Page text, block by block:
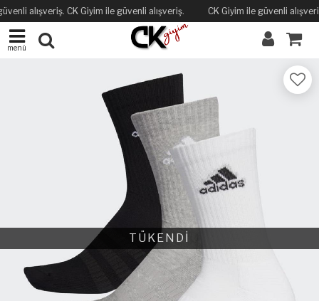
alışveriş. CK Giyim ile güvenli alışveriş. CK Giyim ile güvenli
menü
TÜKENDİ